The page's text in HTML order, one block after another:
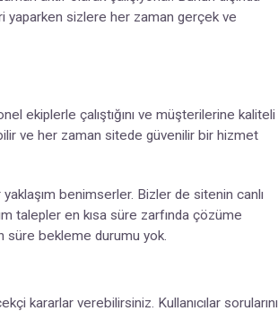
yaparken sizlere her zaman gerçek ve
ekiplerle çalıştığını ve müşterilerine kaliteli
ve her zaman sitede güvenilir bir hizmet
benimserler. Bizler de sitenin canlı
talepler en kısa süre zarfında çözüme
süre bekleme durumu yok.
kararlar verebilirsiniz. Kullanıcılar sorularını